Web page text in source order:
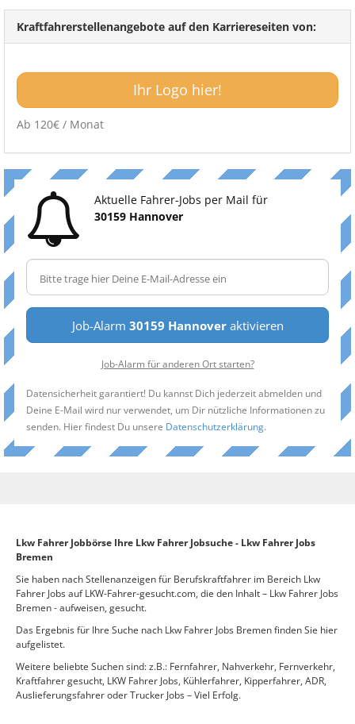
Kraftfahrerstellenangebote auf den Karriereseiten von:
Ihr Logo hier!
Ab 120€ / Monat
Aktuelle Fahrer-Jobs per Mail für
30159 Hannover
Job-Alarm 30159 Hannoveraktivieren
Job-Alarm für anderen Ort starten?
Datensicherheit garantiert! Du kannst Dich jederzeit abmelden und
Deine E-Mail wird nur verwendet, um Dir nützliche Informationen zu
senden. Hier findest Du unsere Datenschutzerklärung.
Lkw Fahrer Jobbörse Ihre Lkw Fahrer Jobsuche - Lkw Fahrer Jobs
Bremen
Sie haben nach Stellenanzeigen für Berufskraftfahrer im Bereich Lkw
Fahrer Jobs auf LKW-Fahrer-gesucht.com, die den Inhalt – Lkw Fahrer Jobs
Bremen - aufweisen, gesucht.
Das Ergebnis für Ihre Suche nach Lkw Fahrer Jobs Bremen finden Sie hier
aufgelistet.
Weitere beliebte Suchen sind: z.B.: Fernfahrer, Nahverkehr, Fernverkehr,
Kraftfahrer gesucht, LKW Fahrer Jobs, Kühlerfahrer, Kipperfahrer, ADR,
Auslieferungsfahrer oder Trucker Jobs – Viel Erfolg.